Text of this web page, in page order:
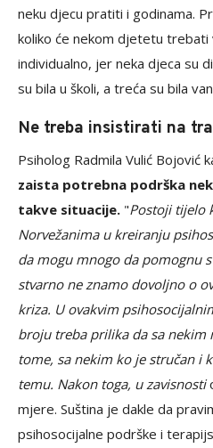
neku djecu pratiti i godinama.
koliko će nekom djetetu trebati
individualno, jer neka djeca su
su bila u školi, a treća su bila
Ne treba insistirati na
Psiholog Radmila Vulić Bojović
zaista potrebna podrška
takve situacije. "Postoji tijelo
Norvežanima u kreiranju
da mogu mnogo da pomognu
stvarno ne znamo dovoljno o
kriza. U ovakvim
broju treba prilika da sa nekim
tome, sa nekim ko je stručan i
temu. Nakon toga, u zavisnosti
mjere. Suština je dakle da
psihosocijalne podrške i